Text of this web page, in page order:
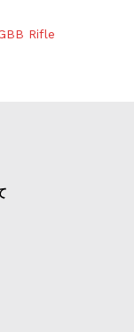
Rifle